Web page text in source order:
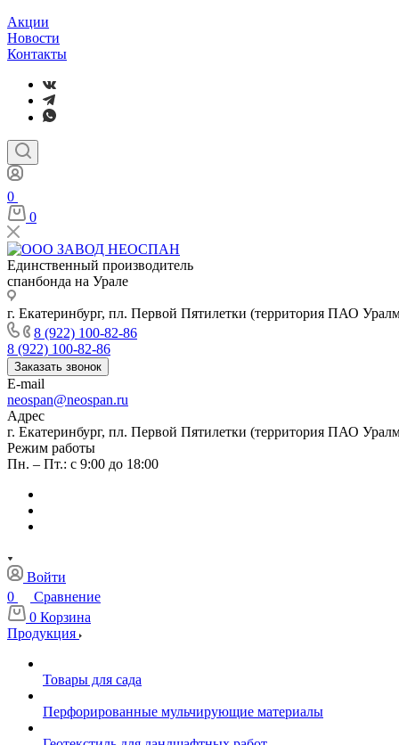
Акции
Новости
Контакты
0
0
Единственный производитель
спанбонда на Урале
г. Екатеринбург, пл. Первой Пятилетки (территория ПАО
8 (922) 100-82-86
8 (922) 100-82-86
Заказать звонок
E-mail
neospan@neospan.ru
Адрес
г. Екатеринбург, пл. Первой Пятилетки (территория ПАО
Режим работы
Пн. – Пт.: с 9:00 до 18:00
Войти
0
Сравнение
0 Корзина
Продукция
Товары для сада
Перфорированные мульчирующие материалы